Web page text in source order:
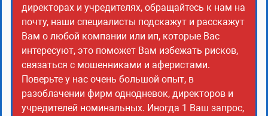
директорах и учредителях, обращайтесь к нам на
почту, наши специалисты подскажут и расскажут
Вам о любой компании или ип, которые Вас
интересуют, это поможет Вам избежать рисков,
связаться с мошенниками и аферистами.
Поверьте у нас очень большой опыт, в
разоблачении фирм однодневок, директоров и
учредителей номинальных. Иногда 1 Ваш запрос,